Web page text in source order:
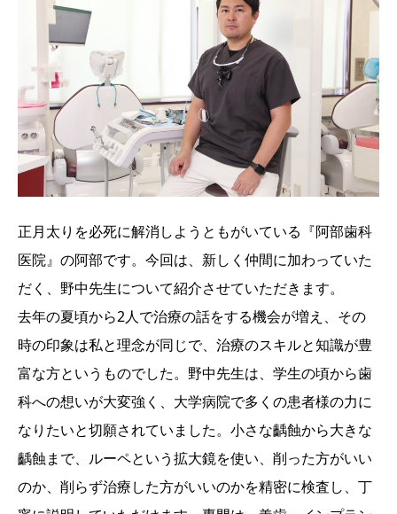
正月太りを必死に解消しようともがいている『阿部歯科
医院』の阿部です。今回は、新しく仲間に加わっていた
だく、野中先生について紹介させていただきます。
去年の夏頃から2人で治療の話をする機会が増え、その
時の印象は私と理念が同じで、治療のスキルと知識が豊
富な方というものでした。野中先生は、学生の頃から歯
科への想いが大変強く、大学病院で多くの患者様の力に
なりたいと切願されていました。小さな齲蝕から大きな
齲蝕まで、ルーペという拡大鏡を使い、削った方がいい
のか、削らず治療した方がいいのかを精密に検査し、丁